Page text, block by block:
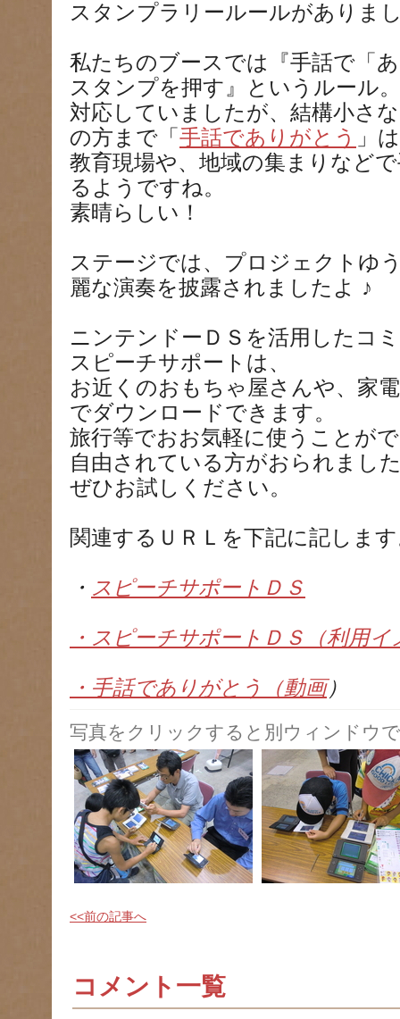
スタンプラリールールがありま
私たちのブースでは『手話で「
スタンプを押す』というルール。
対応していましたが、結構小さ
の方まで「 手話でありがとう 」
教育現場や、地域の集まりなど
るようですね。
素晴らしい！
ステージでは、プロジェクトゆ
麗な演奏を披露されましたよ ♪
ニンテンドーＤＳを活用したコ
スピーチサポートは、
お近くのおもちゃ屋さんや、家
でダウンロードできます。
旅行等でおお気軽に使うことが
自由されている方がおられまし
ぜひお試しください。
関連するＵＲＬを下記に記しま
・ スピーチサポートＤＳ
・スピーチサポートＤＳ（利用
・手話でありがとう（動画）
写真をクリックすると別ウィンドウ
<<前の記事へ
コメント一覧